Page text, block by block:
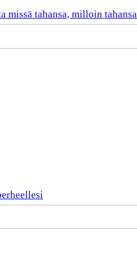
missä tahansa, milloin